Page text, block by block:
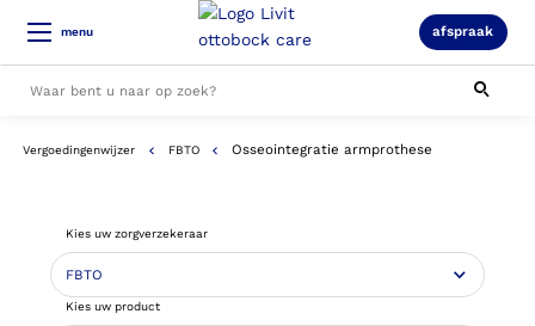
menu afspraak
Alle resultaten
Vergoedingenwijzer FBTO Osseointegratie armprothese
Kies uw zorgverzekeraar
Kies uw product